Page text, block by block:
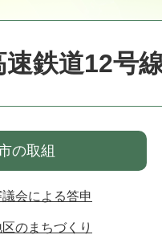
速鉄道12号
の取組
会による答申
のまちづくり